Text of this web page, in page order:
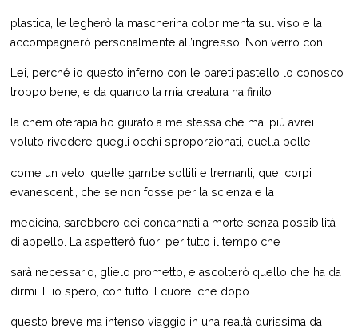
plastica, le legherò la mascherina color menta sul viso e la
accompagnerò personalmente all’ingresso. Non verrò con
Lei, perché io questo inferno con le pareti pastello lo conosco
troppo bene, e da quando la mia creatura ha finito
la chemioterapia ho giurato a me stessa che mai più avrei
voluto rivedere quegli occhi sproporzionati, quella pelle
come un velo, quelle gambe sottili e tremanti, quei corpi
evanescenti, che se non fosse per la scienza e la
medicina, sarebbero dei condannati a morte senza possibilità
di appello. La aspetterò fuori per tutto il tempo che
sarà necessario, glielo prometto, e ascolterò quello che ha da
dirmi. E io spero, con tutto il cuore, che dopo
questo breve ma intenso viaggio in una realtà durissima da